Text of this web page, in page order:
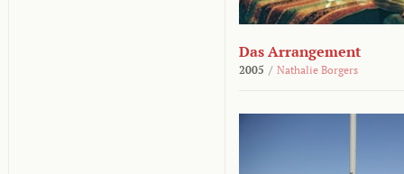
Das Arrangement
2005 / Nathalie Borgers